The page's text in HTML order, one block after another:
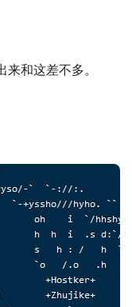
和这差不多。